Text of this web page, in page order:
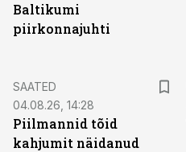
Baltikumi
piirkonnajuhti
SAATED
04.08.26, 14:28
Piilmannid tõid
kahjumit näidanud